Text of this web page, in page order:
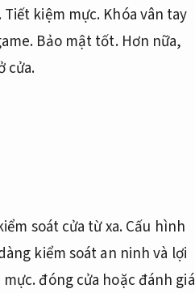
Tiết kiệm mực. Khóa vân tay
Bảo mật tốt.Hơn nữa,
cửa.
soát cửa từ xa.Cấu hình
kiểm soát an ninh và lợi
đóng cửa hoặc đánh giá